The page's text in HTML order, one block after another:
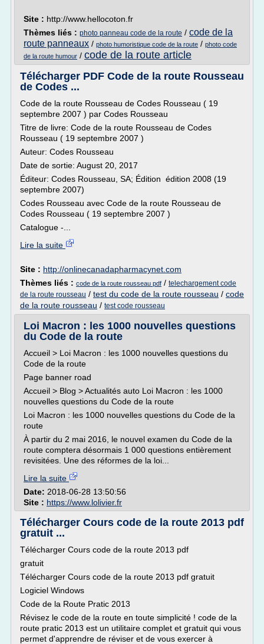
Site : http://www.hellocoton.fr
Thèmes liés : photo panneau code de la route / code de la
route panneaux / photo humoristique code de la route / photo code
de la route humour / code de la route article
Télécharger PDF Code de la route Rousseau
de Codes ...
Code de la route Rousseau de Codes Rousseau ( 19
septembre 2007 ) par Codes Rousseau
Titre de livre: Code de la route Rousseau de Codes
Rousseau ( 19 septembre 2007 )
Auteur: Codes Rousseau
Date de sortie: August 20, 2017
Éditeur: Codes Rousseau, SA; Édition édition 2008 (19
septembre 2007)
Codes Rousseau avec Code de la route Rousseau de
Codes Rousseau ( 19 septembre 2007 )
Catalogue -...
Lire la suite
Site : http://onlinecanadapharmacynet.com
Thèmes liés : code de la route rousseau pdf / telechargement code
de la route rousseau / test du code de la route rousseau / code
de la route rousseau / test code rousseau
Loi Macron : les 1000 nouvelles questions
du Code de la route
Accueil > Loi Macron : les 1000 nouvelles questions du
Code de la route
Page banner road
Accueil > Blog > Actualités auto Loi Macron : les 1000
nouvelles questions du Code de la route
Loi Macron : les 1000 nouvelles questions du Code de la
route
À partir du 2 mai 2016, le nouvel examen du Code de la
route comptera désormais 1 000 questions entièrement
revisitées. Une des réformes de la loi...
Lire la suite
Date: 2018-06-28 13:50:56
Site : https://www.lolivier.fr
Télécharger Cours code de la route 2013 pdf
gratuit ...
Télécharger Cours code de la route 2013 pdf
gratuit
Télécharger Cours code de la route 2013 pdf gratuit
Logiciel Windows
Code de la Route Pratic 2013
Révisez le code de la route en toute simplicité ! code de la
route pratic 2013 est un utilitaire complet et gratuit qui vous
permet d'apprendre de réviser et de vous exercer à